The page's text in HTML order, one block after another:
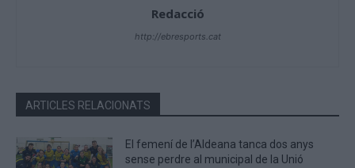
Redacció
http://ebresports.cat
ARTICLES RELACIONATS
El femení de l’Aldeana tanca dos anys
sense perdre al municipal de la Unió